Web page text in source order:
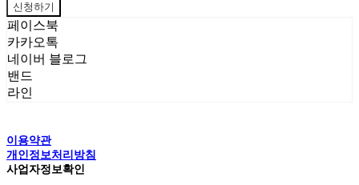
신청하기
페이스북
카카오톡
네이버 블로그
밴드
라인
이용약관
개인정보처리방침
사업자정보확인